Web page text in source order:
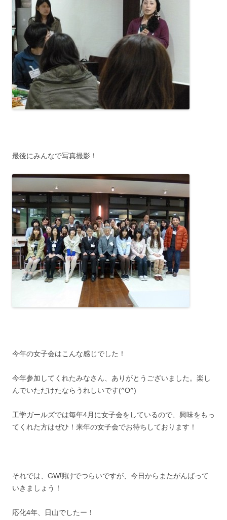
最後にみんなで写真撮影！
今年の女子会はこんな感じでした！
今年参加してくれたみなさん、ありがとうございました。楽し
んでいただけたならうれしいです(^O^)
工学ガールズでは毎年4月に女子会をしているので、興味をもっ
てくれた方はぜひ！来年の女子会でお待ちしております！
それでは、GW明けでつらいですが、今日からまたがんばって
いきましょう！
応化4年、日山でしたー！